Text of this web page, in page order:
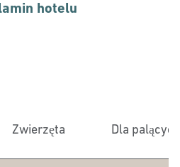
hotelu
Zwierzęta Dla palących